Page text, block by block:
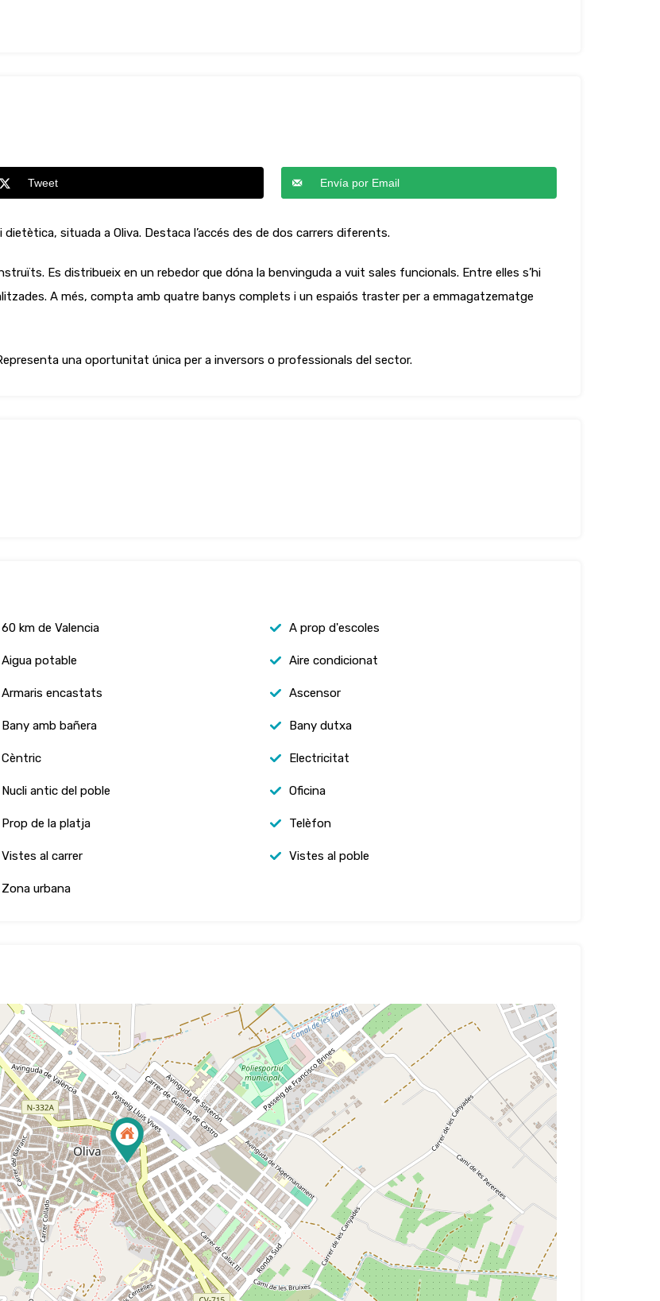
Tweet Envía por Email
situada a Oliva. Destaca l’accés des de dos carrers diferents.
Es distribueix en un rebedor que dóna la benvinguda a vuit sales funcionals. Entre elles s’hi
A més, compta amb quatre banys complets i un espaiós traster per a emmagatzematge
una oportunitat única per a inversors o professionals del sector.
60 km de Valencia A prop d'escoles
Aigua potable Aire condicionat
Armaris encastats Ascensor
Bany amb bañera Bany dutxa
Cèntric Electricitat
Nucli antic del poble Oficina
Prop de la platja Telèfon
Vistes al carrer Vistes al poble
Zona urbana